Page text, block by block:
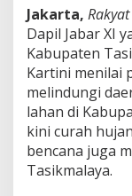
Jakarta,
Dapil Jabar XI
Kabupaten
Kartini menilai
melindungi
lahan di
kini curah
bencana juga
Tasikmalaya.